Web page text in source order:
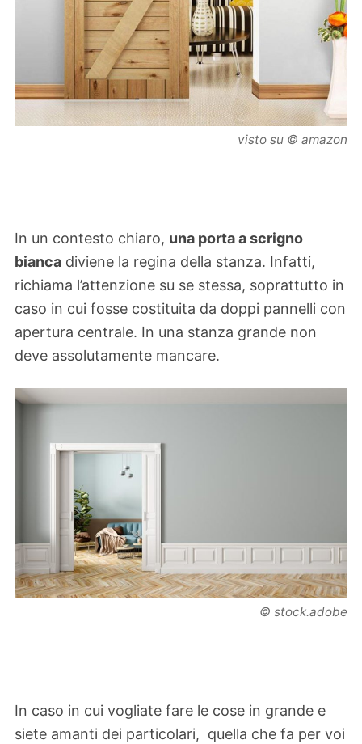
visto su © amazon
In un contesto chiaro, una porta a scrigno
bianca diviene la regina della stanza. Infatti,
richiama l’attenzione su se stessa, soprattutto in
caso in cui fosse costituita da doppi pannelli con
apertura centrale. In una stanza grande non
deve assolutamente mancare.
© stock.adobe
In caso in cui vogliate fare le cose in grande e
siete amanti dei particolari, quella che fa per voi